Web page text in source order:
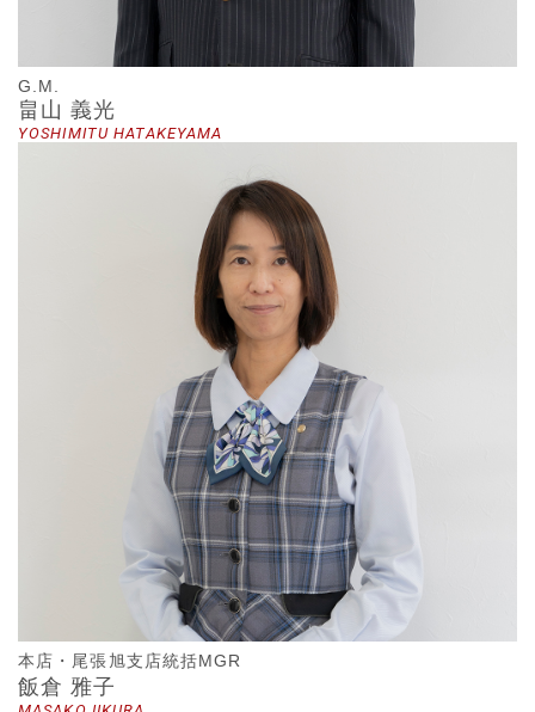
G.M.
畠山 義光
YOSHIMITU HATAKEYAMA
本店・尾張旭支店統括MGR
飯倉 雅子